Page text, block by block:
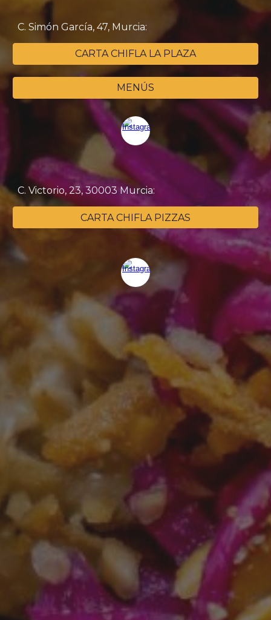
C. Simón García, 47, Murcia:
CARTA CHIFLA LA PLAZA
MENÚS
C. Victorio, 23, 30003 Murcia:
CARTA CHIFLA PIZZAS